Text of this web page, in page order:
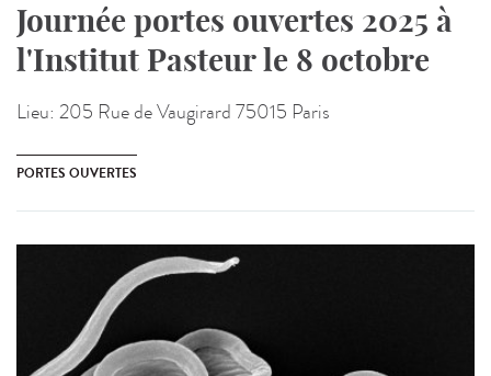
Journée portes ouvertes 2025 à
l'Institut Pasteur le 8 octobre
Lieu: 205 Rue de Vaugirard 75015 Paris
PORTES OUVERTES